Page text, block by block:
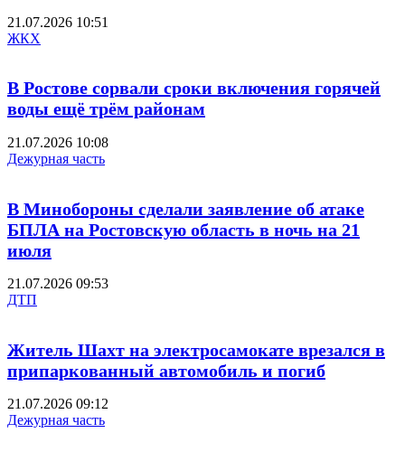
21.07.2026 10:51
ЖКХ
В Ростове сорвали сроки включения горячей
воды ещё трём районам
21.07.2026 10:08
Дежурная часть
В Минобороны сделали заявление об атаке
БПЛА на Ростовскую область в ночь на 21
июля
21.07.2026 09:53
ДТП
Житель Шахт на электросамокате врезался в
припаркованный автомобиль и погиб
21.07.2026 09:12
Дежурная часть